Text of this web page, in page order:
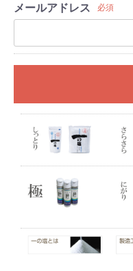
メールアドレス 必須